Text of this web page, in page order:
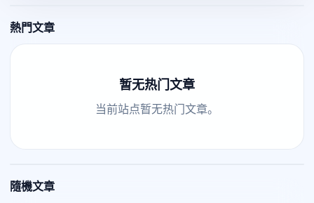
熱門文章
暂无热门文章
当前站点暂无热门文章。
隨機文章